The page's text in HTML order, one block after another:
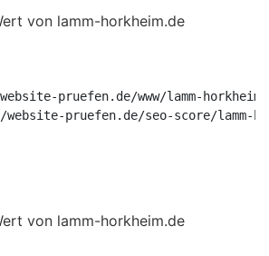
pruefen.de/www/lamm-
pruefen.de/seo-score/lamm-